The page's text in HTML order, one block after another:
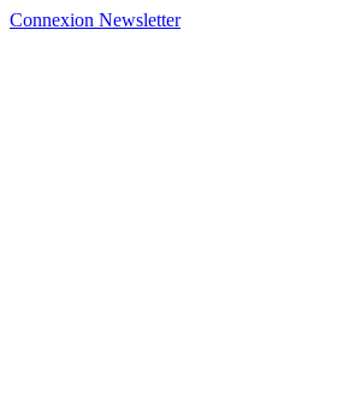
Connexion Newsletter